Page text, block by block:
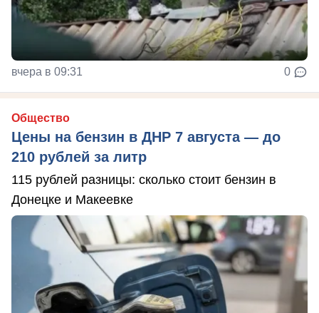
вчера в 09:31 0
Общество
Цены на бензин в ДНР 7 августа — до
210 рублей за литр
115 рублей разницы: сколько стоит бензин в
Донецке и Макеевке